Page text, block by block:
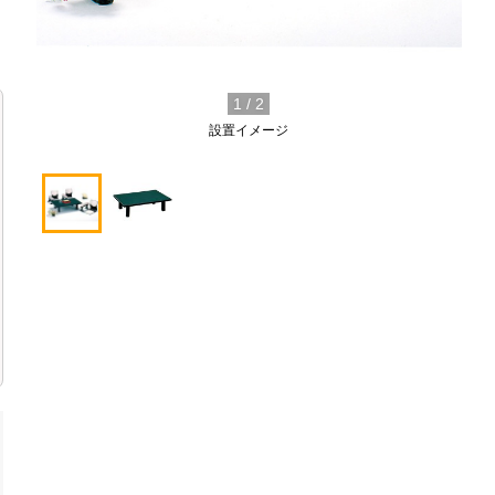
設置イメージ
1 / 2